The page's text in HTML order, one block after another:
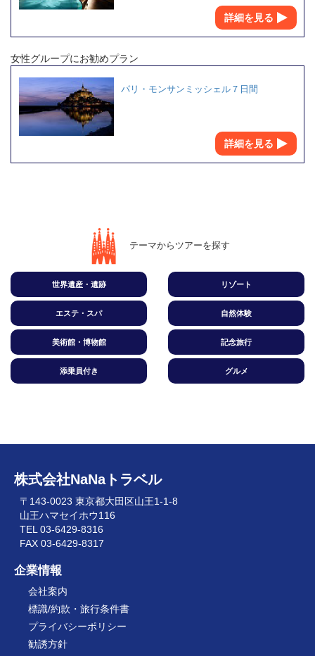
詳細を見る
女性グループにお勧めプラン
パリ・モンサンミッシェル７日間
詳細を見る
テーマからツアーを探す
世界遺産・遺跡 リゾート
エステ・スパ 自然体験
美術館・博物館 記念旅行
添乗員付き グルメ
株式会社NaNaトラベル
〒143-0023 東京都大田区山王1-1-8
山王ハマセイホウ116
TEL 03-6429-8316
FAX 03-6429-8317
企業情報
会社案内
標識/約款・旅行条件書
プライバシーポリシー
勧誘方針